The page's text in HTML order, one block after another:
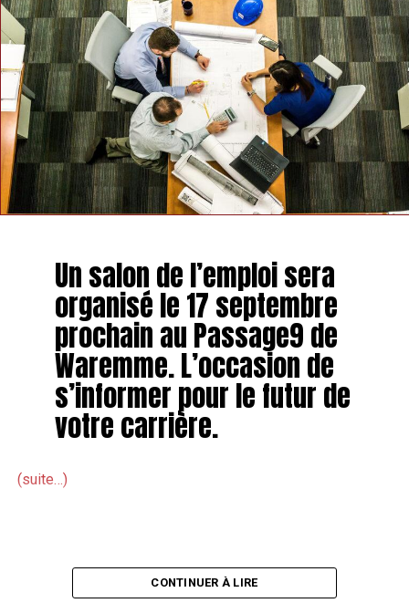
TAGS
SUIVANT
Le club de hockey de Hannut organise un afterwork à
l’espagnole le 29 juillet
NE MANQUEZ PAS
Une école de Ciplet se charge d’acheter le matériel
scolaire des élèves
Un salon de l’emploi sera
organisé le 17 septembre
prochain au Passage9 de
Waremme. L’occasion de
s’informer pour le futur de
votre carrière.
(suite…)
CONTINUER À LIRE